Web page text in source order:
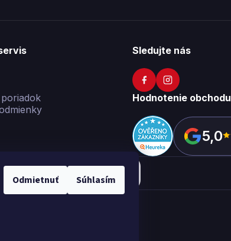
Odmietnuť Súhlasím
Sledujte nás
Hodnotenie obchodu
5,0
nastavenie cookies